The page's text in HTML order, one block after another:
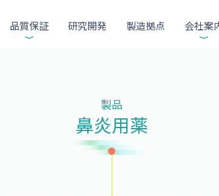
品質保証 研究開発 製造拠点 会社案
製品
鼻炎用薬